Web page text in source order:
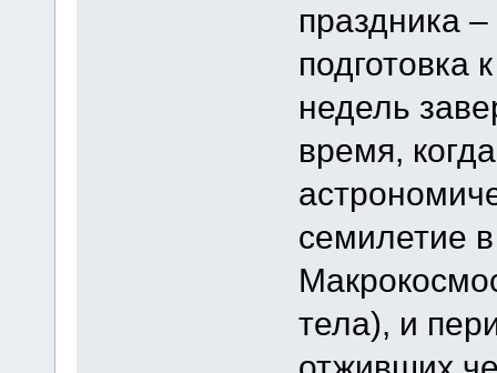
праздника
подготовка
недель
время,
семилетие
тела), и